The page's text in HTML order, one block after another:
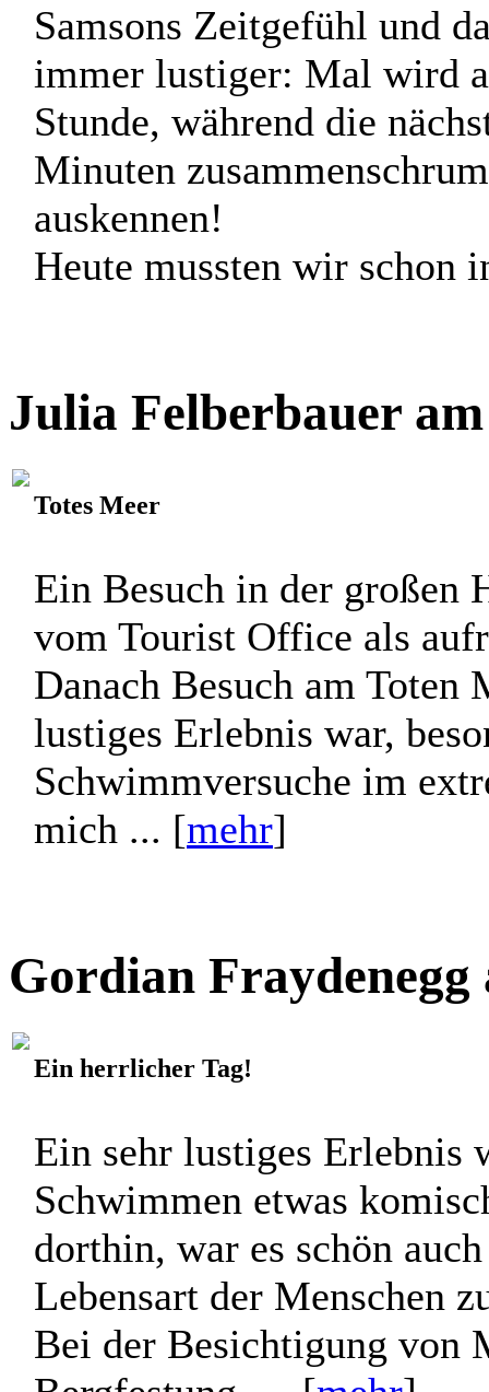
Samsons Zeitgefühl und
immer lustiger: Mal wird
Stunde, während die
Minuten
auskennen!
Heute mussten wir schon
Julia Felberbauer
Totes Meer
Ein Besuch in der großen
vom Tourist Office als
Danach Besuch am
lustiges Erlebnis war,
Schwimmversuche im
mich ... [mehr]
Gordian Fraydenegg
Ein herrlicher Tag!
Ein sehr lustiges Erlebnis
Schwimmen etwas
dorthin, war es schön
Lebensart der Menschen
Bei der Besichtigung von